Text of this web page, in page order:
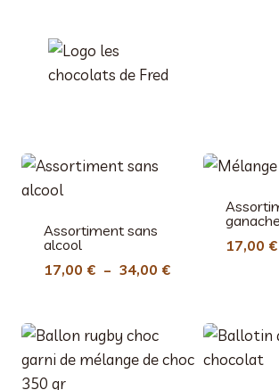
Assortiment sans
alcool
17,00 € – 34,00 €Plage
17,00 €
à
ganache
17,00 €